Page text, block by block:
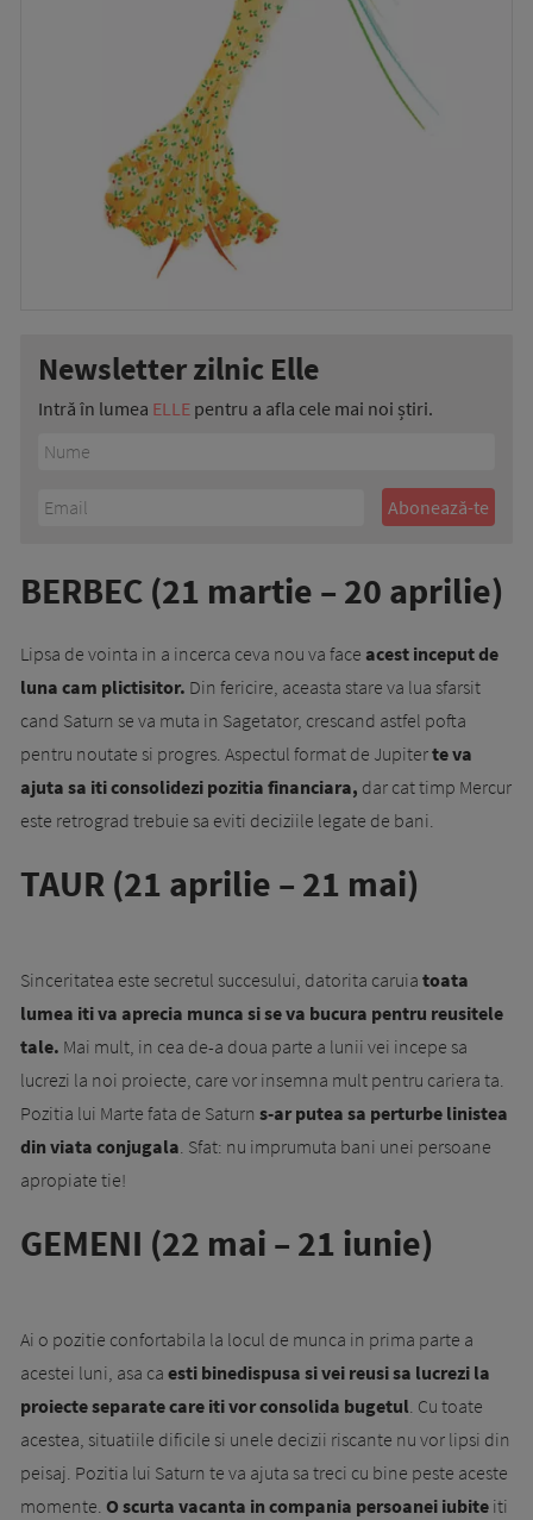
Newsletter zilnic Elle
Intră în lumea ELLE pentru a afla cele mai noi știri.
BERBEC (21 martie – 20 aprilie)
Lipsa de vointa in a incerca ceva nou va face acest inceput de
luna cam plictisitor. Din fericire, aceasta stare va lua sfarsit
cand Saturn se va muta in Sagetator, crescand astfel pofta
pentru noutate si progres. Aspectul format de Jupiterte va
ajuta sa iti consolidezi pozitia financiara, dar cat timp Mercur
este retrograd trebuie sa eviti deciziile legate de bani.
TAUR (21 aprilie – 21 mai)
Sinceritatea este secretul succesului, datorita caruia toata
lumea iti va aprecia munca si se va bucura pentru reusitele
tale. Mai mult, in cea de-a doua parte a lunii vei incepe sa
lucrezi la noi proiecte, care vor insemna mult pentru cariera ta.
Pozitia lui Marte fata de Saturn s-ar putea sa perturbe linistea
din viata conjugala. Sfat: nu imprumuta bani unei persoane
apropiate tie!
GEMENI (22 mai – 21 iunie)
Ai o pozitie confortabila la locul de munca in prima parte a
acestei luni, asa ca esti binedispusa si vei reusi sa lucrezi la
proiecte separate care iti vor consolida bugetul. Cu toate
acestea, situatiile dificile si unele decizii riscante nu vor lipsi din
peisaj. Pozitia lui Saturn te va ajuta sa treci cu bine peste aceste
momente. O scurta vacanta in compania persoanei iubite iti